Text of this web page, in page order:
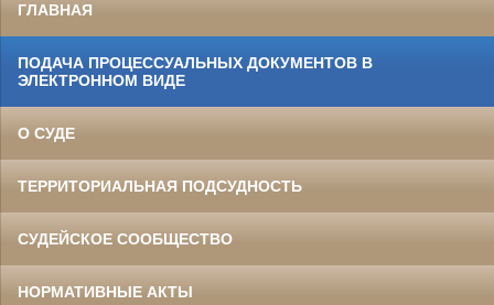
ГЛАВНАЯ
ПОДАЧА ПРОЦЕССУАЛЬНЫХ ДОКУМЕНТОВ В
ЭЛЕКТРОННОМ ВИДЕ
О СУДЕ
ТЕРРИТОРИАЛЬНАЯ ПОДСУДНОСТЬ
СУДЕЙСКОЕ СООБЩЕСТВО
НОРМАТИВНЫЕ АКТЫ